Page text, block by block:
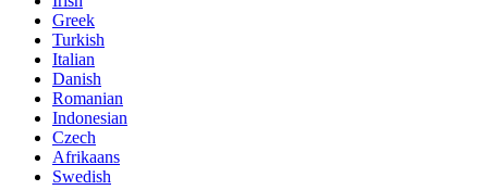
Greek
Turkish
Italian
Danish
Romanian
Indonesian
Czech
Afrikaans
Swedish